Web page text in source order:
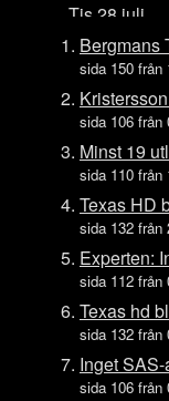
Tis 28 juli
Mån 27 juli
Sön 26 juli
Lör 25 juli
Tors 23 juli
Ons 22 juli
Tis 21 juli
Mån 20 juli
Sön 19 juli
Lör 18 juli
Fre 17 juli
Tors 16 juli
Bergmans
sida 150 från
sida 106 från
Minst 19
sida 110 från
Texas HD
sida 132 från
Experten:
sida 112 från
Texas hd
sida 132 från
Inget
sida 106 från